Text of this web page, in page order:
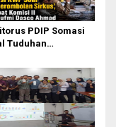
PDIP Somasi
Tuduhan
II Dipimpin
Ahmad